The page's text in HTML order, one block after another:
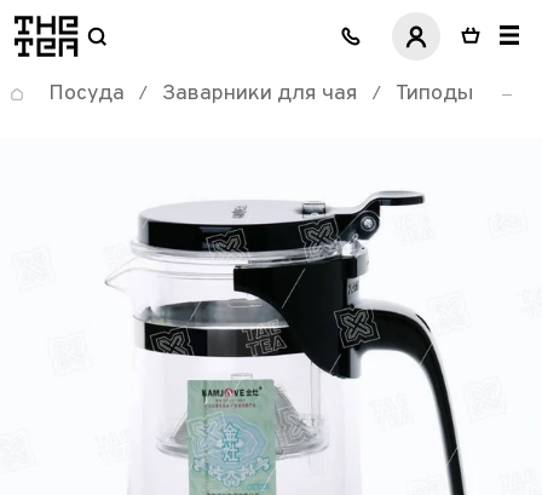
логотип
Посуда / Заварники для чая / Типоды